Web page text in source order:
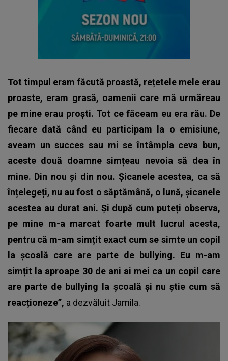
Tot timpul eram făcută proastă, rețetele mele erau
proaste, eram grasă, oamenii care mă urmăreau
pe mine erau proști. Tot ce făceam eu era rău. De
fiecare dată când eu participam la o emisiune,
aveam un succes sau mi se întâmpla ceva bun,
aceste două doamne simțeau nevoia să dea în
mine. Din nou și din nou. Șicanele acestea, ca să
înțelegeți, nu au fost o săptămână, o lună, șicanele
acestea au durat ani. Și după cum puteți observa,
pe mine m-a marcat foarte mult lucrul acesta,
pentru că m-am simțit exact cum se simte un copil
la școală care are parte de bullying. Eu m-am
simțit la aproape 30 de ani ai mei ca un copil care
are parte de bullying la școală și nu știe cum să
reacționeze”, a dezvăluit Jamila.